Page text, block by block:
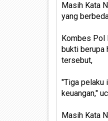
Masih Kata
yang
Kombes Pol
bukti berupa
tersebut,
"Tiga pelaku
keuangan,"
Masih Kata